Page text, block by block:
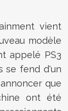
vient
modèle
appelé PS3
se fend d'un
que
ont été